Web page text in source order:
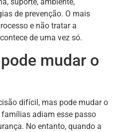
de prevenção. O mais
e não tratar a
de uma vez só.
mudar o
difícil, mas pode mudar o
adiam esse passo
No entanto, quando a